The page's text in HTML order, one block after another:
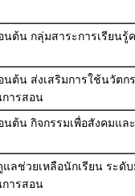
นต้น กลุ่มสาระการเรียน
ต้น ส่งเสริมการใช้นวัตก
การสอน
ต้น กิจกรรมเพื่อสังคมและ
ลช่วยเหลือนักเรียน ระดั
การสอน